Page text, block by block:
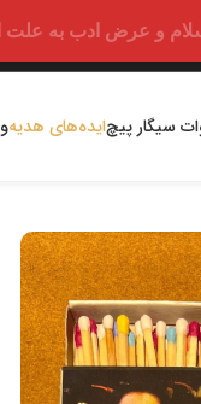
و عرض ادب به علت اختلالات
سیگار پیچایده‌های هدیه